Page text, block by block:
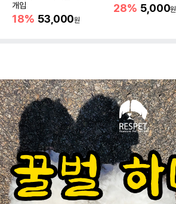
개입
18% 53,000원
28% 5,000원